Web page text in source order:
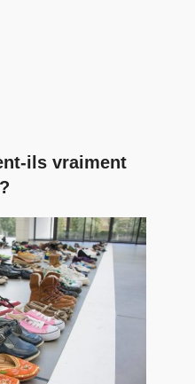
ils vraiment